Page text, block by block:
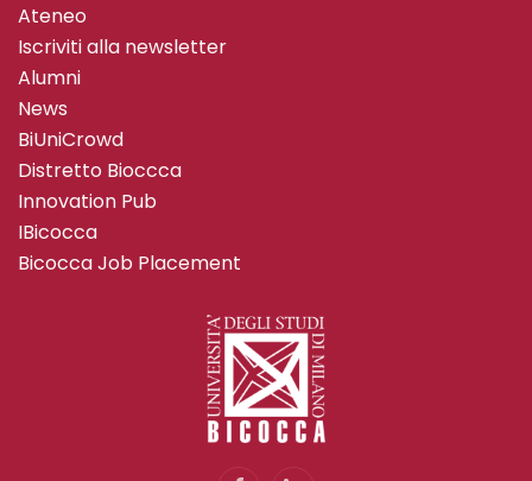
Ateneo
Iscriviti alla newsletter
Alumni
News
BiUniCrowd
Distretto Bioccca
Innovation Pub
IBicocca
Bicocca Job Placement